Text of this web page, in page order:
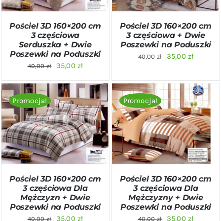
Pościel 3D 160×200 cm
3 częściowa
Serduszka + Dwie
Poszewki na Poduszki
40,00zł
Pierwotna
wynosiła:
40,00 zł.
35,00 złAktualna
wynosi:
35,00 zł.
Pościel 3D 160×200 cm
3 częściowa + Dwie
Poszewki na Poduszki
40,00zł
Pierwotna
wynosiła:
40,00 zł.
35,00 zł
wynosi:
35,00
Promocja!
DODAJ DO KOSZYKA
/
SZCZEGÓŁY
Pościel 3D 160×200 cm
3 częściowa Dla
Mężczyzn + Dwie
Poszewki na Poduszki
40,00zł
Pierwotna
35,00 złAktualna
Promocja!
DODAJ DO KOSZYKA
/
SZCZEGÓŁY
Pościel 3D 160×200 cm
3 częściowa Dla
Mężczyzny + Dwie
Poszewki na Poduszki
40,00zł
Pierwotna
35,00 zł